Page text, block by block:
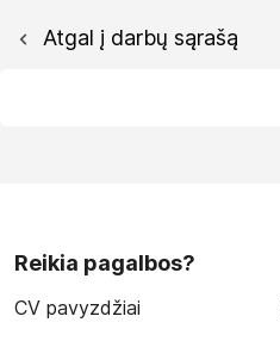
Atgal į darbų sąrašą
Reikia pagalbos?
CV pavyzdžiai